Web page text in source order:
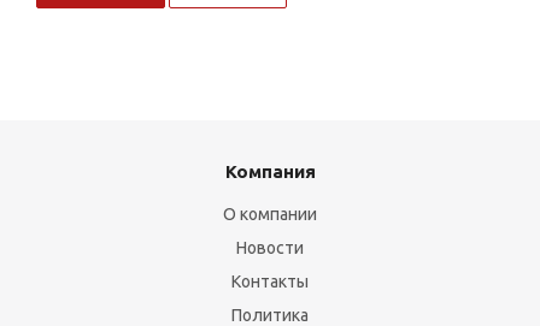
Компания
О компании
Новости
Контакты
Политика